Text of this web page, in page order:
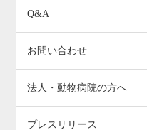
Q&A
お問い合わせ
法人・動物病院の方へ
プレスリリース